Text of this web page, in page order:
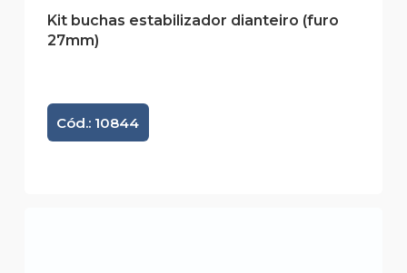
Kit buchas estabilizador dianteiro (furo
27mm)
Cód.: 10844